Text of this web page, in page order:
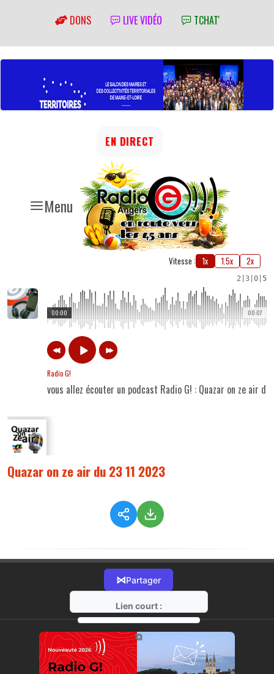
DONS LIVE VIDÉO TCHAT'
Menu
EN DIRECT
Vitesse : 1x 1.5x 2x
2 3 0 5
00:07
00:00
Radio G!
vous allez écouter un podcast Radio G! : Quazar on ze air
Quazar on ze air du 23 11 2023
⋈Partager
Lien court :
https://radio-g.fr?13129
⧉